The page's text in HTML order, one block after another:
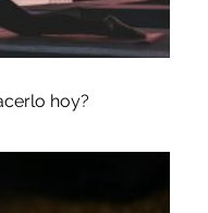
hoy?